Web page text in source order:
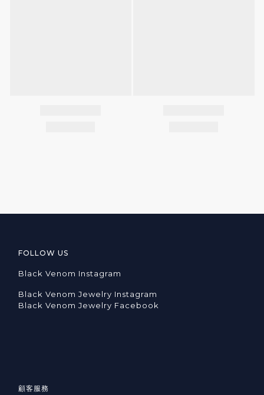
FOLLOW US
Black Venom Instagram
Black Venom Jewelry Instagram
Black Venom Jewelry Facebook
顧客服務